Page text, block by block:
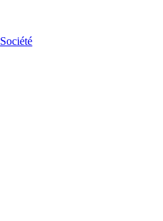
Société